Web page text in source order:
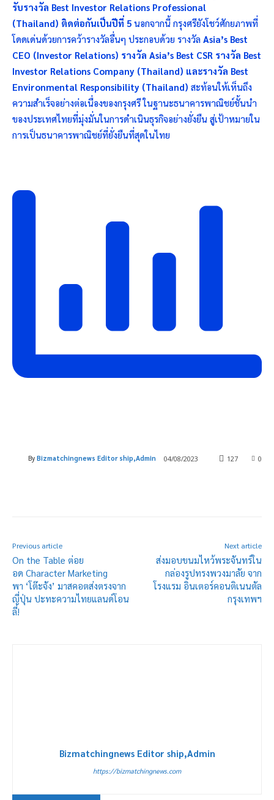
รับรางวัล Best Investor Relations Professional
(Thailand) ติดต่อกันเป็นปีที่ 5 นอกจากนี้ กรุงศรียังโชว์ศักยภาพที่
โดดเด่นด้วยการคว้ารางวัลอื่นๆ ประกอบด้วย รางวัล Asia’s Best
CEO (Investor Relations) รางวัล Asia’s Best CSR รางวัล Best
Investor Relations Company (Thailand) และรางวัล Best
Environmental Responsibility (Thailand) สะท้อนให้เห็นถึง
ความสำเร็จอย่างต่อเนื่องของกรุงศรี ในฐานะธนาคารพาณิชย์ชั้นนำ
ของประเทศไทยที่มุ่งมั่นในการดำเนินธุรกิจอย่างยั่งยืน สู่เป้าหมายใน
การเป็นธนาคารพาณิชย์ที่ยั่งยืนที่สุดในไทย
By Bizmatchingnews Editor ship,Admin 04/08/2023 0
127
Previous article
On the Table ต่อย
อด Character Marketing
พา ‘โต๊ะจัง’ มาสคอตส่งตรงจาก
ญี่ปุ่น ปะทะความไทยแลนด์โอน
ลี่!
Next article
ส่งมอบขนมไหว้พระจันทร์ใน
กล่องรูปทรงพวงมาลัย จาก
โรงแรม อินเตอร์คอนติเนนตัล
กรุงเทพฯ
Bizmatchingnews Editor ship,Admin
https://bizmatchingnews.com